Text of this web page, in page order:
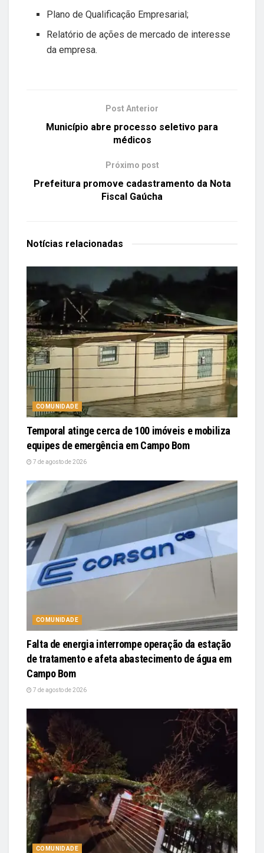
Plano de Qualificação Empresarial;
Relatório de ações de mercado de interesse
da empresa.
Post Anterior
Município abre processo seletivo para
médicos
Próximo post
Prefeitura promove cadastramento da Nota
Fiscal Gaúcha
Notícias relacionadas
COMUNIDADE
Temporal atinge cerca de 100 imóveis e mobiliza
equipes de emergência em Campo Bom
7 de agosto de 2026
COMUNIDADE
Falta de energia interrompe operação da estação
de tratamento e afeta abastecimento de água em
Campo Bom
7 de agosto de 2026
COMUNIDADE